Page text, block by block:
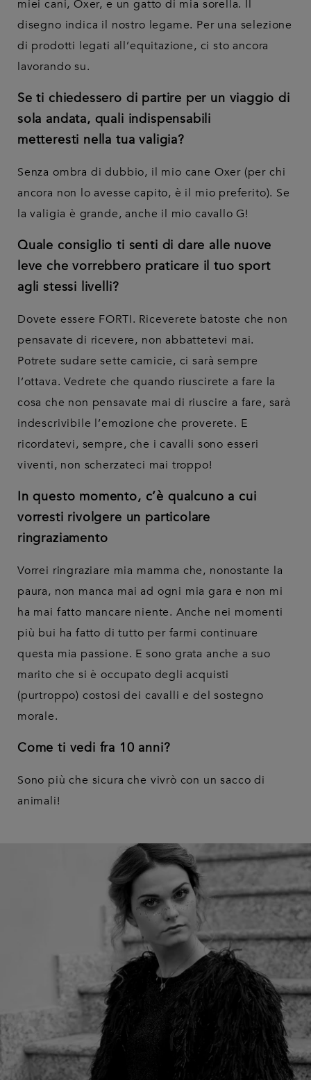
miei cani, Oxer, e un gatto di mia sorella. Il
disegno indica il nostro legame. Per una selezione
di prodotti legati all’equitazione, ci sto ancora
lavorando su.
Se ti chiedessero di partire per un viaggio di
sola andata, quali indispensabili
metteresti nella tua valigia?
Senza ombra di dubbio, il mio cane Oxer (per chi
ancora non lo avesse capito, è il mio preferito). Se
la valigia è grande, anche il mio cavallo G!
Quale consiglio ti senti di dare alle nuove
leve che vorrebbero praticare il tuo sport
agli stessi livelli?
Dovete essere FORTI. Riceverete batoste che non
pensavate di ricevere, non abbattetevi mai.
Potrete sudare sette camicie, ci sarà sempre
l’ottava. Vedrete che quando riuscirete a fare la
cosa che non pensavate mai di riuscire a fare, sarà
indescrivibile l’emozione che proverete. E
ricordatevi, sempre, che i cavalli sono esseri
viventi, non scherzateci mai troppo!
In questo momento, c’è qualcuno a cui
vorresti rivolgere un particolare
ringraziamento
Vorrei ringraziare mia mamma che, nonostante la
paura, non manca mai ad ogni mia gara e non mi
ha mai fatto mancare niente. Anche nei momenti
più bui ha fatto di tutto per farmi continuare
questa mia passione. E sono grata anche a suo
marito che si è occupato degli acquisti
(purtroppo) costosi dei cavalli e del sostegno
morale.
Come ti vedi fra 10 anni?
Sono più che sicura che vivrò con un sacco di
animali!